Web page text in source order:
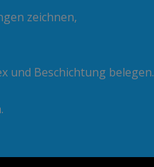
zeichnen,
und Beschichtung belegen.